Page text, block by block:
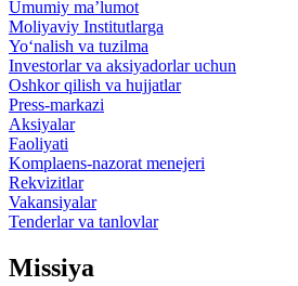
Umumiy ma’lumot
Moliyaviy Institutlarga
Yo‘nalish va tuzilma
Investorlar va aksiyadorlar uchun
Oshkor qilish va hujjatlar
Press-markazi
Aksiyalar
Faoliyati
Komplaens-nazorat menejeri
Rekvizitlar
Vakansiyalar
Tenderlar va tanlovlar
Missiya